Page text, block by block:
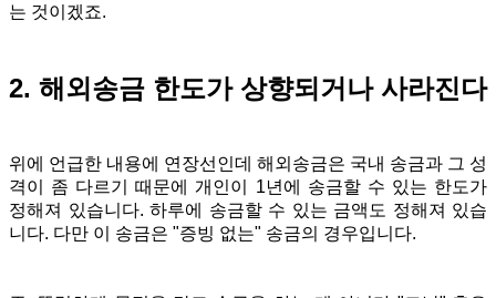
는 것이겠죠.
2. 해외송금 한도가 상향되거나 사라진다
위에 언급한 내용에 연장선인데 해외송금은 국내 송금과 그 성
격이 좀 다르기 때문에개인이 1년에 송금할 수 있는 한도가
정해져 있습니다. 하루에 송금할 수 있는 금액도 정해져 있습
니다. 다만 이 송금은 "증빙 없는" 송금의 경우입니다.